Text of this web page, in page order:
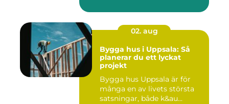
02. aug
Bygga hus i Uppsala: Så
planerar du ett lyckat
projekt
Bygga hus Uppsala är för
många en av livets största
satsningar, både k&au...